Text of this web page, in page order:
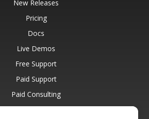
New Releases
Pricing
Docs
Live Demos
Free Support
Paid Support
Paid Consulting
Blog